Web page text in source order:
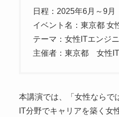
日程：2025年6月～9月
イベント名：東京都
テーマ：女性ITエンジ
主催者：東京都 女性
本講演では、「女性ならで
IT分野でキャリアを築く女